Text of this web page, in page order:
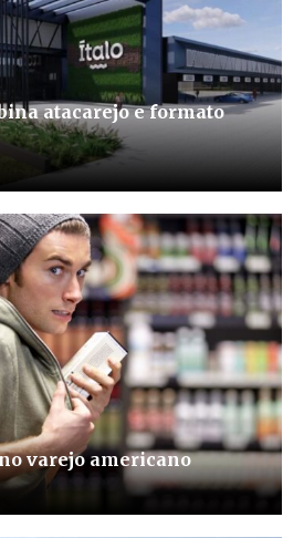
atacarejo e formato
varejo americano